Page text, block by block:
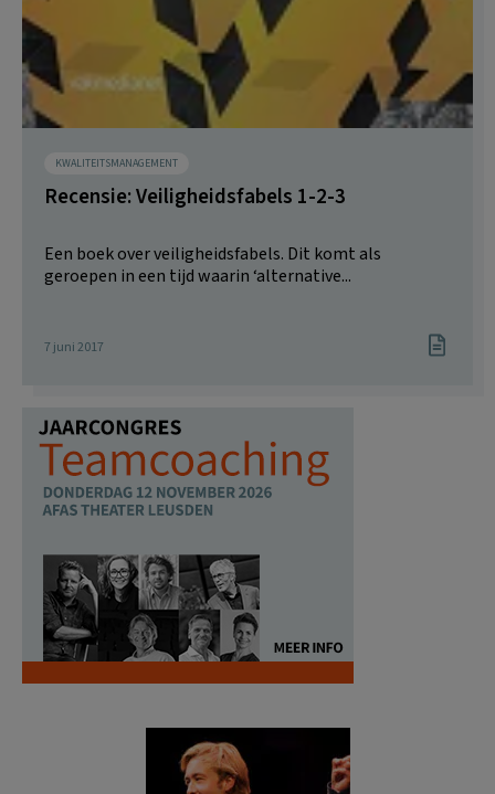
KWALITEITSMANAGEMENT
Recensie: Veiligheidsfabels 1-2-3
Een boek over veiligheidsfabels. Dit komt als
geroepen in een tijd waarin ‘alternative...
7 juni 2017